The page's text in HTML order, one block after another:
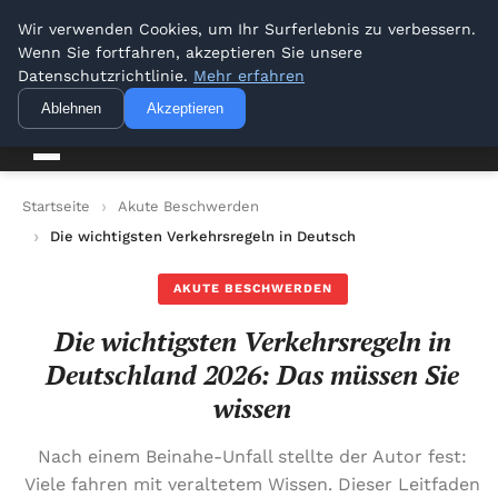
Venbrux
venbrux
Ihr vertrauenswürdiger Informationspartner
Startseite
Akute Beschwerden
Die wichtigsten Verkehrsregeln in Deutschland 2026: Das
AKUTE BESCHWERDEN
Die wichtigsten Verkehrsregeln in
Deutschland 2026: Das müssen Sie
wissen
Nach einem Beinahe-Unfall stellte der Autor fest:
Viele fahren mit veraltetem Wissen. Dieser Leitfaden
Wir verwenden Cookies, um Ihr Surferlebnis zu verbessern.
Wenn Sie fortfahren, akzeptieren Sie unsere
Datenschutzrichtlinie. Mehr erfahren
Ablehnen Akzeptieren